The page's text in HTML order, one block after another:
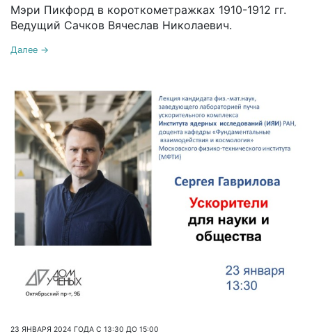
Мэри Пикфорд в короткометражках 1910-1912 гг.
Ведущий Сачков Вячеслав Николаевич.
Далее →
23 ЯНВАРЯ 2024 ГОДА С 13:30 ДО 15:00